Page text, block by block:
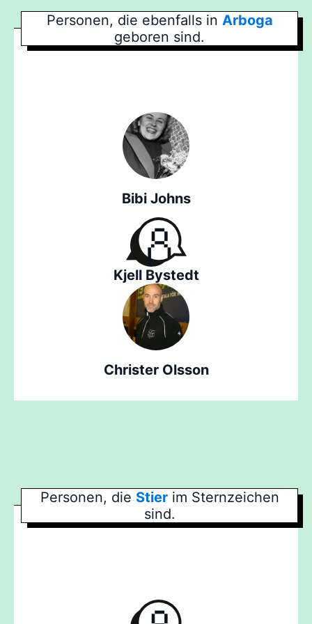
Personen, die ebenfalls in Arboga
geboren sind.
Bibi Johns
Kjell Bystedt
Christer Olsson
Personen, die Stier im Sternzeichen
sind.